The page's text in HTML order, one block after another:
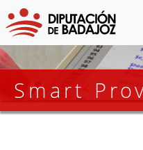
Smart